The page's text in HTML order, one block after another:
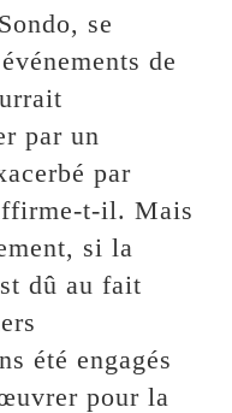
se
de
par un
par
t-il. Mais
si la
dû au fait
été engagés
pour la